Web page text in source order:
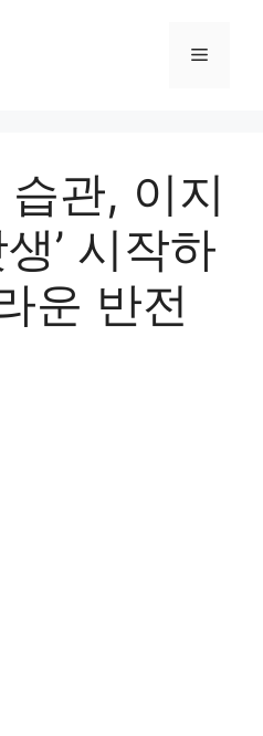
Menu
관, 이지
’ 시작하
운 반전